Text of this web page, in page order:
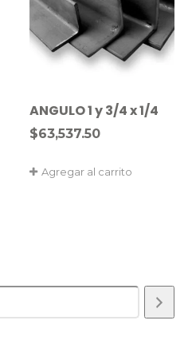
ANGULO 1 y 3/4 x 1/4
$63,537.50
Agregar al carrito